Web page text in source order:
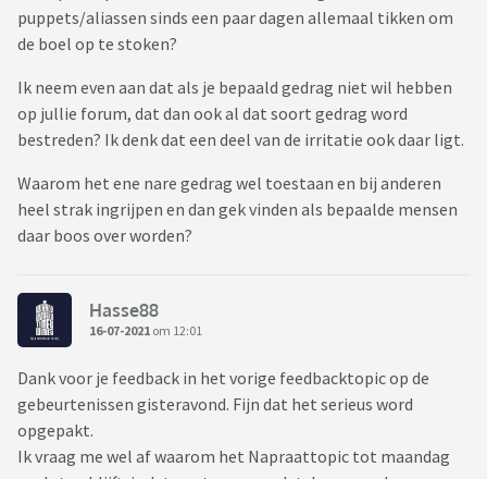
puppets/aliassen sinds een paar dagen allemaal tikken om
de boel op te stoken?
Ik neem even aan dat als je bepaald gedrag niet wil hebben
op jullie forum, dat dan ook al dat soort gedrag word
bestreden? Ik denk dat een deel van de irritatie ook daar ligt.
Waarom het ene nare gedrag wel toestaan en bij anderen
heel strak ingrijpen en dan gek vinden als bepaalde mensen
daar boos over worden?
Hasse88
16-07-2021 om 12:01
Dank voor je feedback in het vorige feedbacktopic op de
gebeurtenissen gisteravond. Fijn dat het serieus word
opgepakt.
Ik vraag me wel af waarom het Napraattopic tot maandag